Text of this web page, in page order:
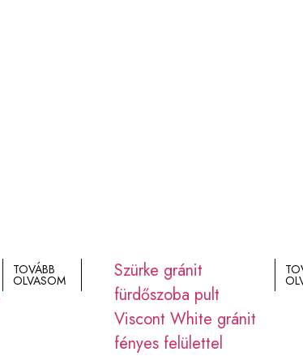
TOVÁBB
OLVASOM
Szürke gránit
fürdőszoba pult
Viscont White gránit
fényes felülettel